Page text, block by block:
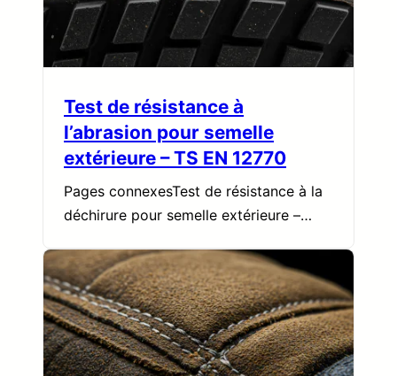
Test de résistance à
l’abrasion pour semelle
extérieure – TS EN 12770
Pages connexesTest de résistance à la
déchirure pour semelle extérieure –…